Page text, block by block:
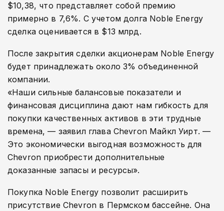
$10,38, что представляет собой премию
примерно в 7,6%. С учетом долга Noble Energy
сделка оценивается в $13 млрд.
После закрытия сделки акционерам Noble Energy
будет принадлежать около 3% объединенной
компании.
«Наши сильные балансовые показатели и
финансовая дисциплина дают нам гибкость для
покупки качественных активов в эти трудные
времена, — заявил глава Chevron Майкл Уирт. —
Это экономически выгодная возможность для
Chevron приобрести дополнительные
доказанные запасы и ресурсы».
Покупка Noble Energy позволит расширить
присутствие Chevron в Пермском бассейне. Она